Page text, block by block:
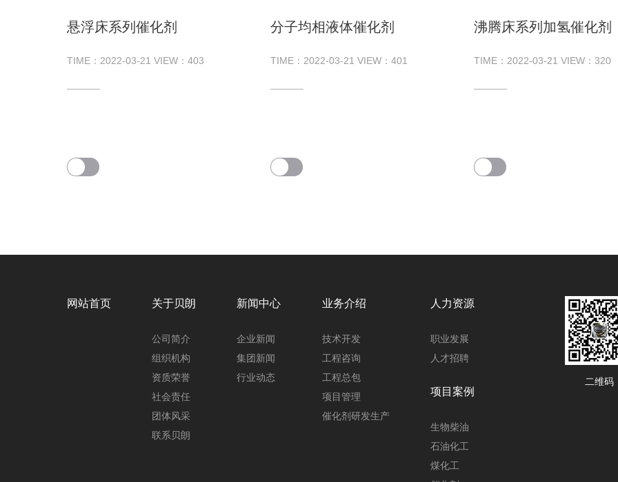
悬浮床系列催化剂
TIME： 2022-03-21 VIEW： 403
——​—​—​
分子均相液体催化剂
TIME： 2022-03-21 VIEW： 401
——​—​—​
沸腾床系列加氢催化剂
TIME： 2022-03-21 VIEW： 320
——​—​—​
网站首页 关于贝朗
公司简介
组织机构
资质荣誉
社会责任
团体风采
联系贝朗
新闻中心
企业新闻
集团新闻
行业动态
业务介绍
技术开发
工程咨询
工程总包
项目管理
催化剂研发生产
人力资源
职业发展
人才招聘
项目案例
生物柴油
石油化工
煤化工
二维码